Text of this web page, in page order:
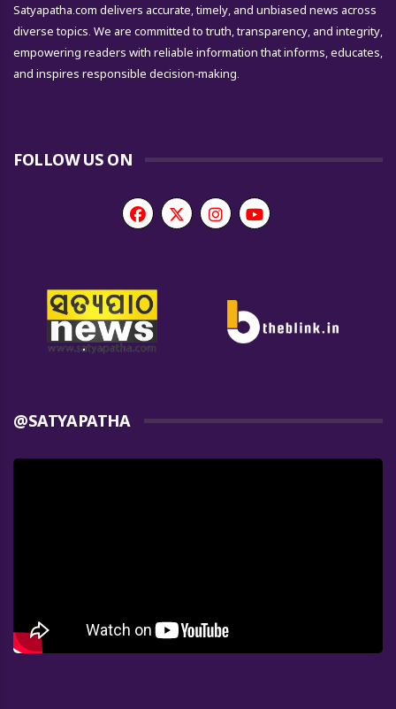
Satyapatha.com delivers accurate, timely, and unbiased news across
diverse topics. We are committed to truth, transparency, and integrity,
empowering readers with reliable information that informs, educates,
and inspires responsible decision-making.
FOLLOW US ON
@SATYAPATHA